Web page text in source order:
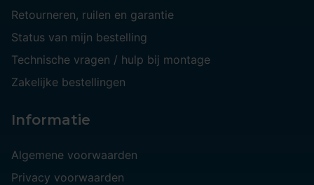
Retourneren, ruilen en garantie
Status van mijn bestelling
Technische vragen / hulp bij montage
Zakelijke bestellingen
Informatie
Algemene voorwaarden
Privacy voorwaarden